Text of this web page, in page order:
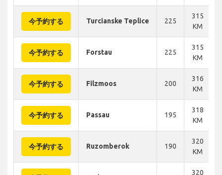
今予約する Turcianske Teplice 225
315
KM
今予約する Forstau 225
315
KM
今予約する Filzmoos 200
316
KM
今予約する Passau 195
318
KM
今予約する Ruzomberok 190
320
KM
320